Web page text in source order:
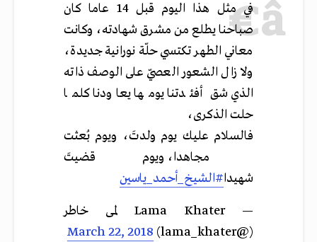
في مثل هذا اليوم قبل 14 عاما كان
صباحنا يطلع من مشرق شهادته، وكانت
معاني الطهر تكتسي حلّة نورانية جديدة،
ولا زال الشعور العصيّ على الوصف ذاته
الذي شق أفئدتنا يومها يعاودنا كلما
حلت الذكرى،
فالسلام عليك يوم ولدتَ، ويوم بُعثت
مجاهدا، ويوم قضيتَ
شهيدا#الشيخ_أحمد_ياسين
— Lama Khater لمى خاطر
(@lama_khater)
March 22, 2018